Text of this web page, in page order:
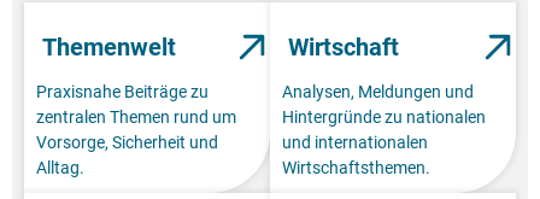
Themenwelt
Praxisnahe Beiträge zu
zentralen Themen rund um
Vorsorge, Sicherheit und
Alltag.
Wirtschaft
Analysen, Meldungen und
Hintergründe zu nationalen
und internationalen
Wirtschaftsthemen.